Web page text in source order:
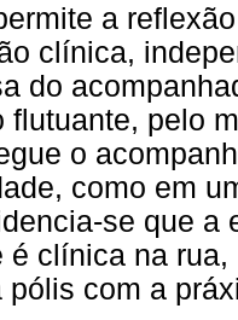
a
clínica,
do
flutuante, pelo
o
como em
se que
é clínica na
pólis com a